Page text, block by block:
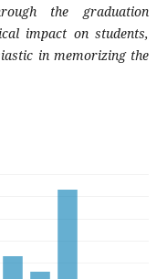
the graduation
impact on students,
in memorizing the